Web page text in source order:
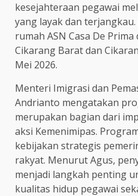
kesejahteraan pegawai
yang layak dan
rumah ASN Casa De
Cikarang Barat dan
Mei 2026.
Menteri Imigrasi dan
Andrianto mengatakan
merupakan bagian dari
aksi Kemenimipas.
kebijakan strategis
rakyat. Menurut Agus,
menjadi langkah penting
kualitas hidup pegawai